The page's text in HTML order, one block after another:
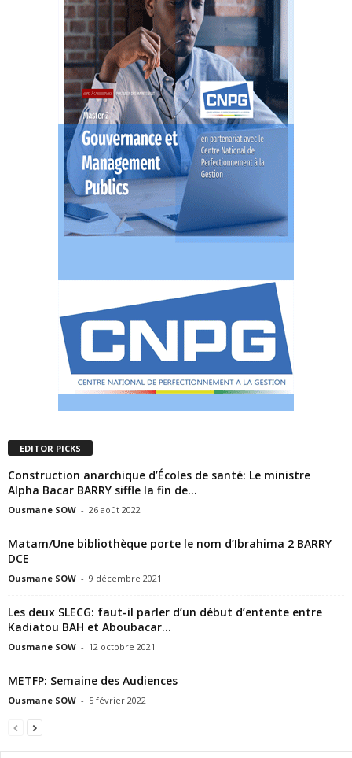
EDITOR PICKS
Construction anarchique d’Écoles de santé: Le ministre
Alpha Bacar BARRY siffle la fin de...
Ousmane SOW - 26 août 2022
Matam/Une bibliothèque porte le nom d’Ibrahima 2 BARRY
DCE
Ousmane SOW - 9 décembre 2021
Les deux SLECG: faut-il parler d’un début d’entente entre
Kadiatou BAH et Aboubacar...
Ousmane SOW - 12 octobre 2021
METFP: Semaine des Audiences
Ousmane SOW - 5 février 2022